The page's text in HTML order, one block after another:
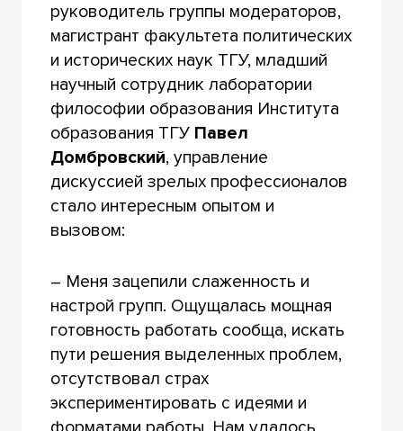
руководитель группы модераторов,
магистрант факультета политических
и исторических наук ТГУ, младший
научный сотрудник лаборатории
философии образования Института
образования ТГУ Павел
Домбровский, управление
дискуссией зрелых профессионалов
стало интересным опытом и
вызовом:
– Меня зацепили слаженность и
настрой групп. Ощущалась мощная
готовность работать сообща, искать
пути решения выделенных проблем,
отсутствовал страх
экспериментировать с идеями и